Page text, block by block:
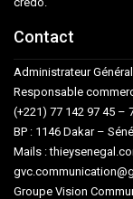
Contact
Administrateur
Responsable
(+221) 77 142 97 45 –
BP : 1146 Dakar –
Mails :
Groupe Vision